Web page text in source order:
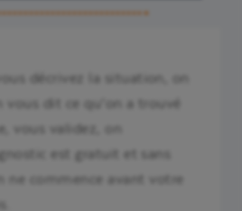
décrivez la situation, on
vous dit ce qu’on a trouvé
vous validez, on
est gratuit et sans
ne commence avant votre